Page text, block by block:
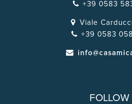
+39 0583
Viale
+39 0583
FOLLOW